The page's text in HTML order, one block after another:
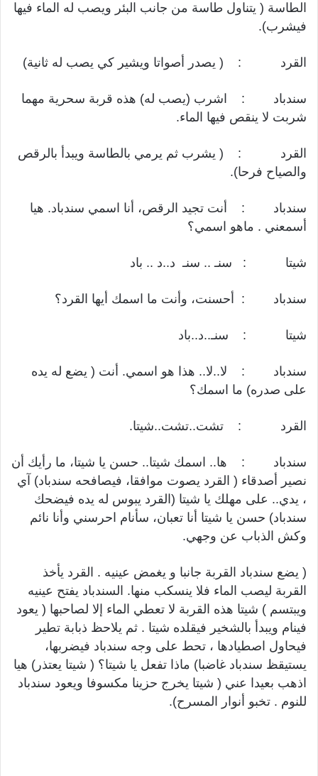
الطاسة ( يتناول طاسة من جانب البئر ويصب له الماء فيها
فيشرب).
القرد : ( يصدر أصواتا ويشير كي يصب له ثانية)
سندباد : اشرب (يصب له) هذه قربة سحرية مهما
شربت لا ينقص فيها الماء.
القرد : ( يشرب ثم يرمي بالطاسة ويبدأ بالرقص
والصياح فرحا).
سندباد : أنت تجيد الرقص، أنا اسمي سندباد. هيا
أسمعني . ماهو اسمي؟
شيتا : سن‍ـ .. سنـ د..د .. باد
سندباد : أحسنت، وأنت ما اسمك أيها القرد؟
شيتا : سنـ..د..باد
سندباد : لا..لا.. هذا هو اسمي. أنت ( يضع له يده
على صدره) ما اسمك؟
القرد : تشت..تشت..شيتا.
سندباد : ها.. اسمك شيتا.. حسن يا شيتا، ما رأيك أن
نصير أصدقاء ( القرد يصوت موافقا، فيصافحه سندباد) آي
، يدي.. على مهلك يا شيتا (القرد يبوس له يده فيضحك
سندباد) حسن يا شيتا أنا تعبان، سأنام احرسني وأنا نائم
وكش الذباب عن وجهي.
( يضع سندباد القربة جانبا و يغمض عينيه . القرد يأخذ
القربة ليصب الماء فلا ينسكب منها. السندباد يفتح عينيه
ويبتسم ) شيتا هذه القربة لا تعطي الماء إلا لصاحبها ( يعود
فينام ويبدأ بالشخير فيقلده شيتا . ثم يلاحظ ذبابة تطير
فيحاول اصطيادها ، تحط على وجه سندباد فيضربها،
يستيقظ سندباد غاضبا) ماذا تفعل يا شيتا؟ ( شيتا يعتذر) هيا
اذهب بعيدا عني ( شيتا يخرج حزينا مكسوفا ويعود سندباد
للنوم . تخبو أنوار المسرح).